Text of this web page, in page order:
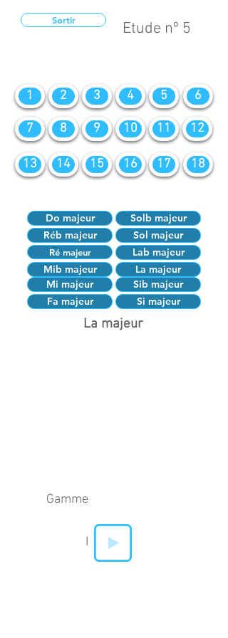
Sortir Etude nº 5
1 2 3 4 5 6
7 8 9 10 11 12
13 14 15 16 17 18
Do majeur
Solb majeur
Réb majeur
Sol majeur
Ré majeur
Lab majeur
Mib majeur
Mi majeur
La majeur
Sib majeur
Fa majeur
Si majeur
La majeur
Gamme
I